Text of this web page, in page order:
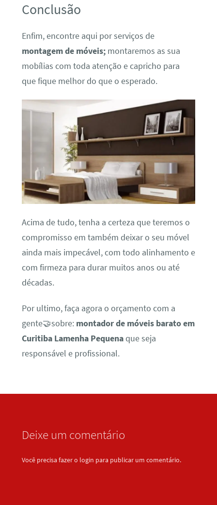
Conclusão
Enfim, encontre aqui por serviços de
montagem de móveis;montaremos as sua
mobílias com toda atenção e capricho para
que fique melhor do que o esperado.
Acima de tudo, tenha a certeza que teremos o
compromisso em também deixar o seu móvel
ainda mais impecável, com todo alinhamento e
com firmeza para durar muitos anos ou até
décadas.
Por ultimo, faça agora o orçamento com a
gente🤝sobre: montador de móveis barato em
Curitiba Lamenha Pequenaque seja
responsável e profissional.
Deixe um comentário
Você precisa fazer o login para publicar um comentário.